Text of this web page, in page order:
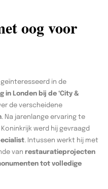
oog voor
in de
in Londen bij de ‘City &
de verscheidene
. Na jarenlange ervaring te
werd hij gevraagd
. Intussen werkt hij met
van restauratieprojecten
tot volledige